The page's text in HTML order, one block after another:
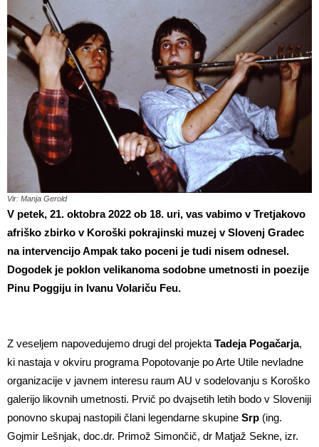
Vir: Manja Gerold
V petek, 21. oktobra 2022 ob 18. uri, vas vabimo v Tretjakovo
afriško zbirko v Koroški pokrajinski muzej v Slovenj Gradec
na intervencijo Ampak tako poceni je tudi nisem odnesel.
Dogodek je poklon velikanoma sodobne umetnosti in poezije
Pinu Poggiju in Ivanu Volariču Feu.
Z veseljem napovedujemo drugi del projekta Tadeja Pogačarja,
ki nastaja v okviru programa Popotovanje po Arte Utile nevladne
organizacije v javnem interesu raum AU v sodelovanju s Koroško
galerijo likovnih umetnosti. Prvič po dvajsetih letih bodo v Sloveniji
ponovno skupaj nastopili člani legendarne skupine Srp (ing.
Gojmir Lešnjak, doc.dr. Primož Simončič, dr Matjaž Sekne, izr.